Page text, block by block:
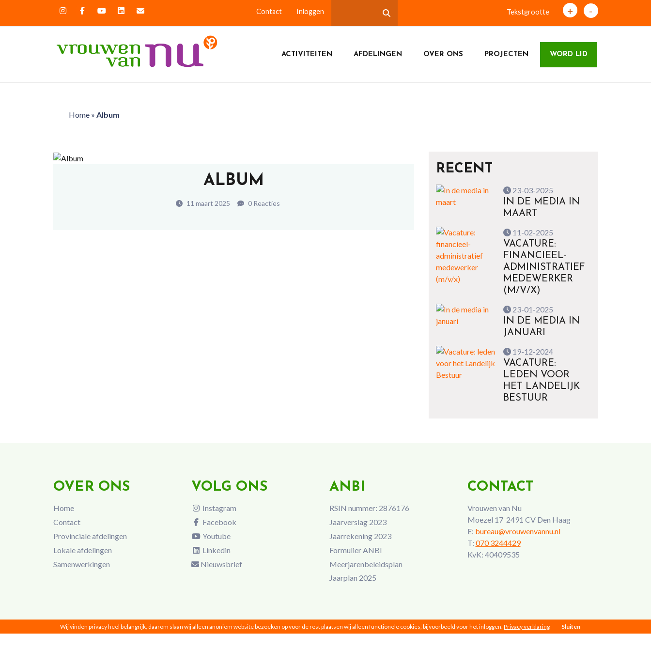
Contact Inloggen Tekstgrootte + -
ACTIVITEITEN AFDELINGEN OVER ONS PROJECTEN WORD LID
Home» Album
ALBUM
11 maart 2025 0 Reacties
RECENT
23-03-2025
IN DE MEDIA IN
MAART
11-02-2025
VACATURE:
FINANCIEEL-
ADMINISTRATIEF
MEDEWERKER
(M/V/X)
23-01-2025
IN DE MEDIA IN
JANUARI
19-12-2024
VACATURE:
LEDEN VOOR
HET LANDELIJK
BESTUUR
OVER ONS
Home
Contact
Provinciale afdelingen
Lokale afdelingen
Samenwerkingen
VOLG ONS
Instagram
Facebook
Youtube
Linkedin
Nieuwsbrief
ANBI
RSIN nummer: 2876176
Jaarverslag 2023
Jaarrekening 2023
Formulier ANBI
Meerjarenbeleidsplan
Jaarplan 2025
CONTACT
Vrouwen van Nu
Moezel 17 2491 CV Den Haag
E: bureau@vrouwenvannu.nl
T: 070 3244429
KvK: 40409535
Wij vinden privacy heel belangrijk, daarom slaan wij alleen anoniem website bezoeken op voor de rest plaatsen wij alleen functionele cookies, bijvoorbeeld voor het inloggen. Privacy verklaring Sluiten